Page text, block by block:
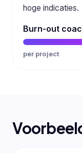
hoge indicaties.
Burn-out
per project